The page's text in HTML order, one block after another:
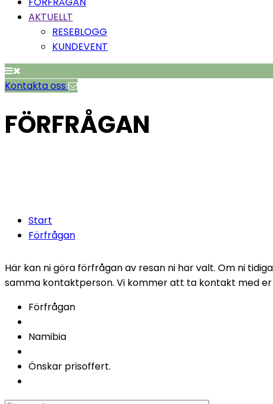
AKTUELLT
RESEBLOGG
KUNDEVENT
Kontakta oss
FÖRFRÅGAN
Start
Förfrågan
Här kan ni göra förfrågan av resan ni har valt. Om ni
samma kontaktperson. Vi kommer att ta kontakt med
Förfrågan
Namibia
Önskar prisoffert.